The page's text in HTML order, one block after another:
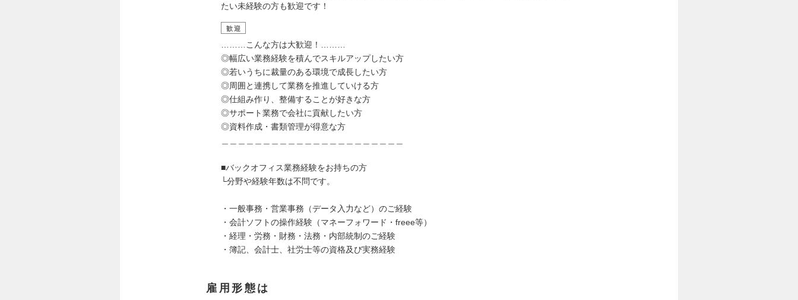
たい未経験の方も歓迎です！
歓迎
………こんな方は大歓迎！………
◎幅広い業務経験を積んでスキルアップしたい方
◎若いうちに裁量のある環境で成長したい方
◎周囲と連携して業務を推進していける方
◎仕組み作り、整備することが好きな方
◎サポート業務で会社に貢献したい方
◎資料作成・書類管理が得意な方
■バックオフィス業務経験をお持ちの方
└分野や経験年数は不問です。
・一般事務・営業事務（データ入力など）のご経験
・会計ソフトの操作経験（マネーフォワード・freee等）
・経理・労務・財務・法務・内部統制のご経験
・簿記、会計士、社労士等の資格及び実務経験
雇用形態は